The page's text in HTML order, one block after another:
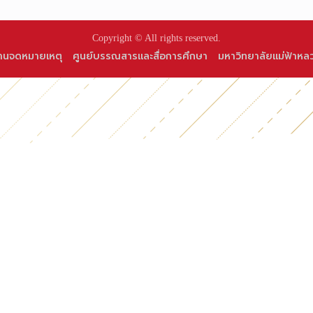
Copyright © All rights reserved.
นจดหมายเหตุ ศูนย์บรรณสารและสื่อการศึกษา มหาวิทยาลัยแม่ฟ้าหล